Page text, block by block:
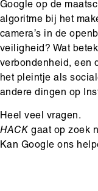
Google op de
algoritme bij het
camera’s in de
veiligheid? Wat
verbondenheid, een
het pleintje als
andere dingen op
Heel veel vragen.
HACK gaat op zoek
Kan Google ons